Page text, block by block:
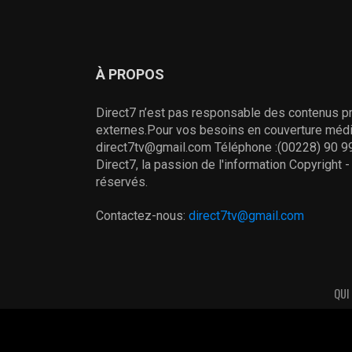
À PROPOS
Direct7 n’est pas responsable des contenus
externes.Pour vos besoins en couverture
direct7tv@gmail.com Téléphone :(00228) 90
Direct7, la passion de l'information Copyright
réservés.
Contactez-nous: direct7tv@gmail.com